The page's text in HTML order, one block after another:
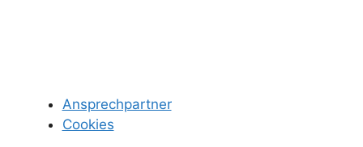
Ansprechpartner
Cookies